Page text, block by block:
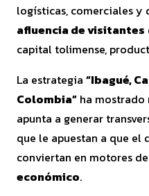
logísticas, comerciales y
afluencia de visitantes
capital tolimense,
La estrategia “Ibagué,
Colombia” ha
apunta a generar
que le apuestan a que el
conviertan en motores de
económico.